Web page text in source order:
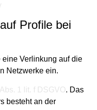
Profile bei
eine Verlinkung auf die
Netzwerke ein.
1 lit. f DSGVO. Das
besteht an der